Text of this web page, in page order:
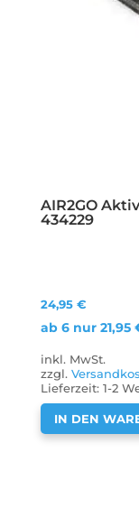
AIR2GO
434229
24,95€
ab 6 nur21,95
inkl. MwSt.
zzgl.
Lieferzeit:1-2
IN DEN